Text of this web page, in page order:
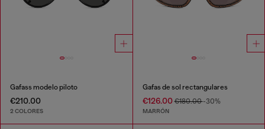
Gafass modelo piloto
€210.00
2 COLORES
Gafas de sol rectangulares
€126.00€180.00-30%
MARRÓN